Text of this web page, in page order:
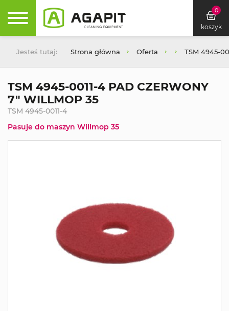
0
koszyk
Jesteś tutaj: Strona główna Oferta TSM 4945-
TSM 4945-0011-4 PAD CZERWONY
7" WILLMOP 35
TSM 4945-0011-4
Pasuje do maszyn Willmop 35